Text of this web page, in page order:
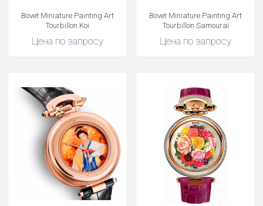
Bovet Miniature Painting Art
Tourbillon Koi
Цена по запросу
Bovet Miniature Painting Art
Tourbillon Samourai
Цена по запросу
Получать на почту